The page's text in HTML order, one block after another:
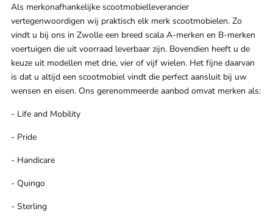
Als merkonafhankelijke scootmobielleverancier
vertegenwoordigen wij praktisch elk merk scootmobielen. Zo
vindt u bij ons in Zwolle een breed scala A-merken en B-merken
voertuigen die uit voorraad leverbaar zijn. Bovendien heeft u de
keuze uit modellen met drie, vier of vijf wielen. Het fijne daarvan
is dat u altijd een scootmobiel vindt die perfect aansluit bij uw
wensen en eisen. Ons gerenommeerde aanbod omvat merken als:
- Life and Mobility
- Pride
- Handicare
- Quingo
- Sterling